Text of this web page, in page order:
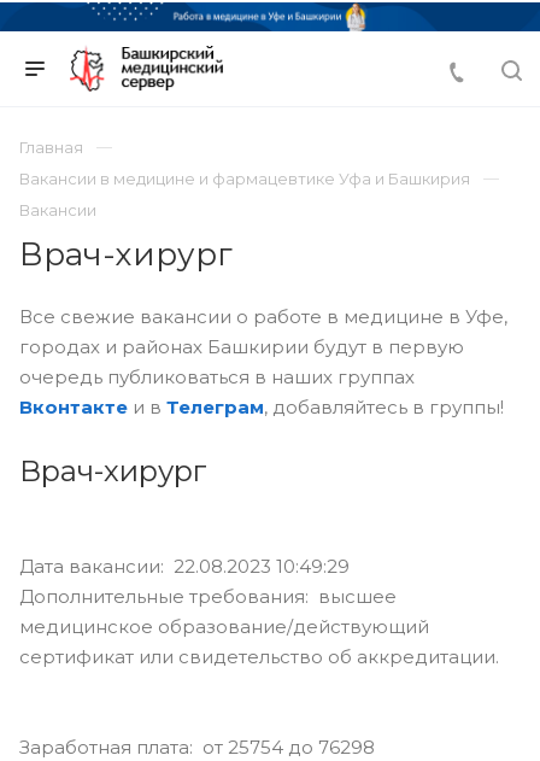
Главная
Вакансии в медицине и фармацевтике Уфа и Башкирия
Вакансии
Врач-хирург
Все свежие вакансии о работе в медицине в Уфе,
городах и районах Башкирии будут в первую
очередь публиковаться в наших группах
Вконтакте и в Телеграм, добавляйтесь в группы!
Врач-хирург
Дата вакансии: 22.08.2023 10:49:29
Дополнительные требования: высшее
медицинское образование/действующий
сертификат или свидетельство об аккредитации.
Заработная плата: от 25754 до 76298